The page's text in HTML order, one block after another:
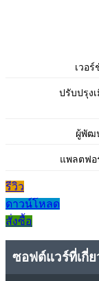
เวอ
ปรับปรุง
ผู้พัฒ
แพลตฟอ
รีวิว
ดาวน์โหลด
สั่งซื้อ
ซอฟต์แวร์ที่เกี่